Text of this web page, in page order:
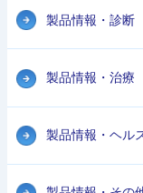
製品情報・診断
製品情報・治療
製品情報・ヘル